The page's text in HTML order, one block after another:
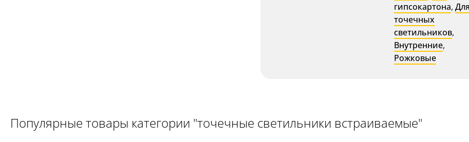
гипсокартона, Для
точечных
светильников,
Внутренние,
Рожковые
Популярные товары категории "точечные светильники встраиваемые"